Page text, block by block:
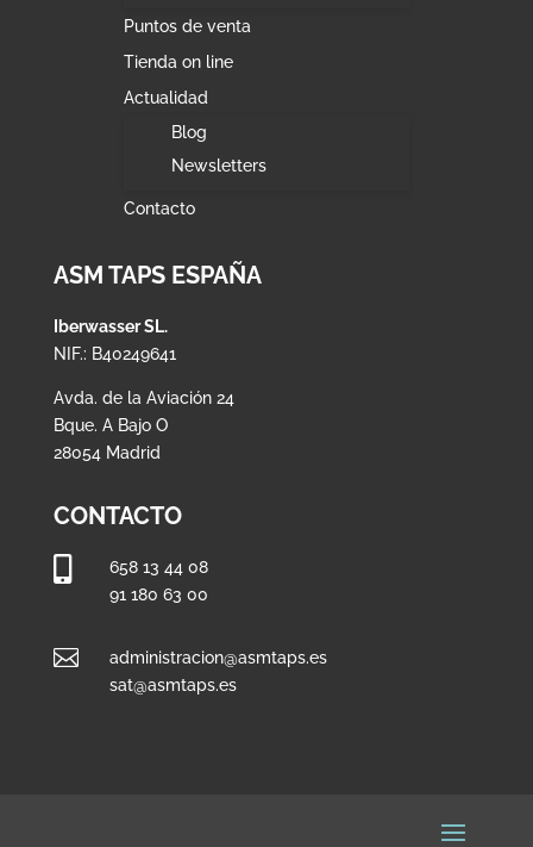
Puntos de venta
Tienda on line
Actualidad
Blog
Newsletters
Contacto
ASM TAPS ESPAÑA
Iberwasser SL.
NIF.: B40249641
Avda. de la Aviación 24
Bque. A Bajo O
28054 Madrid
CONTACTO

658 13 44 08
91 180 63 00

administracion@asmtaps.es
sat@asmtaps.es